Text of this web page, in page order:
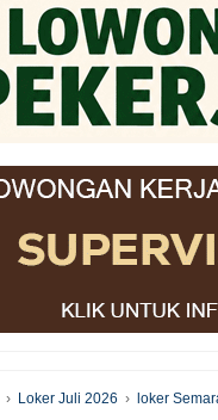
› Loker Juli 2026 › loker